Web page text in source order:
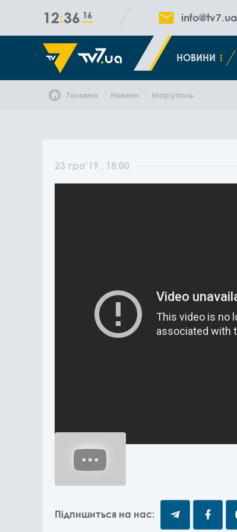
12 36 17 info@tv7.ua
НОВИНИ
Головна Новини Маріуполь
23 тра'19 , 18:00
Підпишиться на нас: